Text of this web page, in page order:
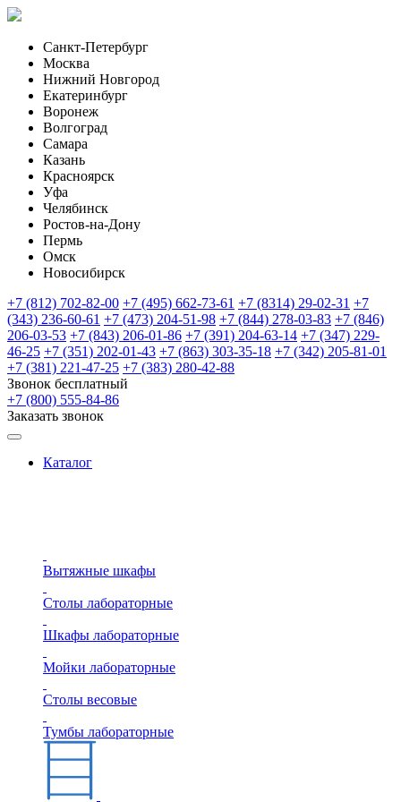
Санкт-Петербург
Москва
Нижний Новгород
Екатеринбург
Воронеж
Волгоград
Самара
Казань
Красноярск
Уфа
Челябинск
Ростов-на-Дону
Пермь
Омск
Новосибирск
+7 (812) 702-82-00 +7 (495) 662-73-61 +7 (8314) 29-02-31 +7
(343) 236-60-61 +7 (473) 204-51-98 +7 (844) 278-03-83 +7 (846)
206-03-53 +7 (843) 206-01-86 +7 (391) 204-63-14 +7 (347) 229-
46-25 +7 (351) 202-01-43 +7 (863) 303-35-18 +7 (342) 205-81-01
+7 (381) 221-47-25 +7 (383) 280-42-88
Звонок бесплатный
+7 (800) 555-84-86
Заказать звонок
Каталог
Вытяжные шкафы
Столы лабораторные
Шкафы лабораторные
Мойки лабораторные
Столы весовые
Тумбы лабораторные